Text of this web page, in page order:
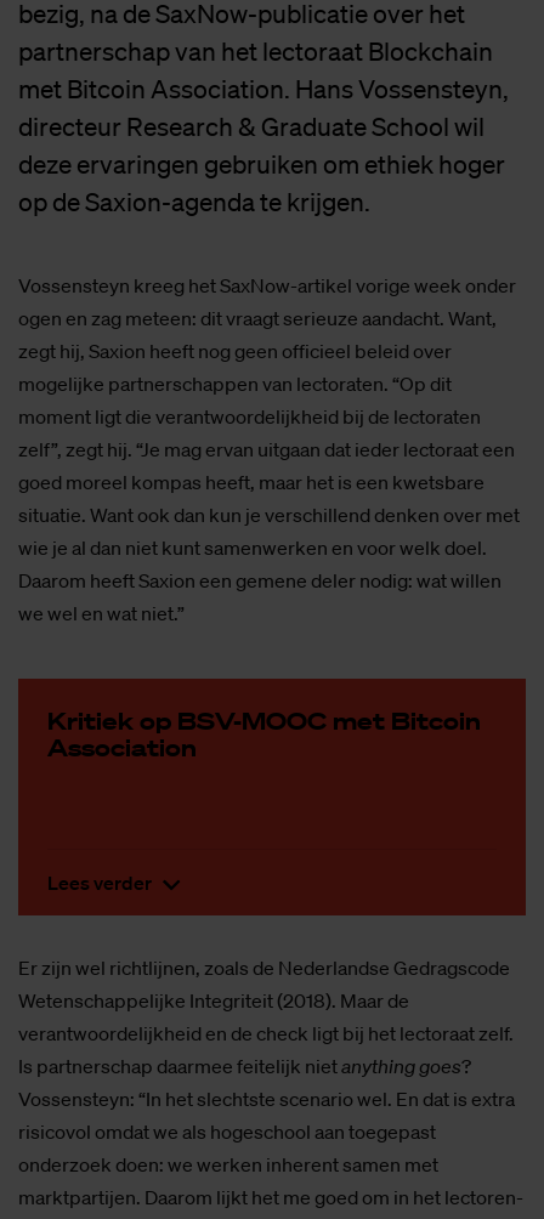
bezig, na de SaxNow-publicatie over het
partnerschap van het lectoraat Blockchain
met Bitcoin Association. Hans Vossensteyn,
directeur Research & Graduate School wil
deze ervaringen gebruiken om ethiek hoger
op de Saxion-agenda te krijgen.
Vossensteyn kreeg het SaxNow-artikel vorige week onder
ogen en zag meteen: dit vraagt serieuze aandacht. Want,
zegt hij, Saxion heeft nog geen officieel beleid over
mogelijke partnerschappen van lectoraten. “Op dit
moment ligt die verantwoordelijkheid bij de lectoraten
zelf”, zegt hij. “Je mag ervan uitgaan dat ieder lectoraat een
goed moreel kompas heeft, maar het is een kwetsbare
situatie. Want ook dan kun je verschillend denken over met
wie je al dan niet kunt samenwerken en voor welk doel.
Daarom heeft Saxion een gemene deler nodig: wat willen
we wel en wat niet.”
Kri­tiek op BSV-MOOC met Bit­coin
As­so­ci­a­ti­on
Lees verder
Er zijn wel richtlijnen, zoals de Nederlandse Gedragscode
Wetenschappelijke Integriteit (2018). Maar de
verantwoordelijkheid en de check ligt bij het lectoraat zelf.
Is partnerschap daarmee feitelijk nietanything goes?
Vossensteyn: “In het slechtste scenario wel. En dat is extra
risicovol omdat we als hogeschool aan toegepast
onderzoek doen: we werken inherent samen met
marktpartijen. Daarom lijkt het me goed om in het lectoren-